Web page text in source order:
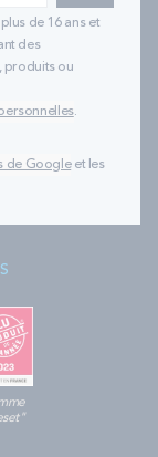
de 16 ans et
des
produits ou
.
de Googleet les